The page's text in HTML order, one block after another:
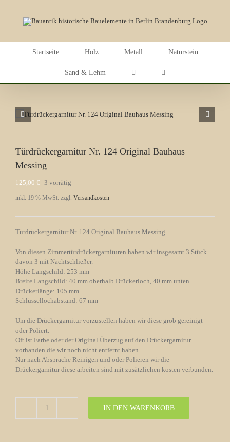
Startseite Holz Metall Naturstein
Sand & Lehm
Türdrückergarnitur Nr. 124 Original Bauhaus
Messing
125,00 € 3 vorrätig
inkl. 19 % MwSt. zzgl. Versandkosten
Türdrückergarnitur Nr. 124 Original Bauhaus Messing
Von diesen Zimmertürdrückergarnituren haben wir insgesamt 3 Stück
davon 3 mit Nachtschließer.
Höhe Langschild: 253 mm
Breite Langschild: 40 mm oberhalb Drückerloch, 40 mm unten
Drückerlänge: 105 mm
Schlüssellochabstand: 67 mm
Um die Drückergarnitur vorzustellen haben wir diese grob gereinigt
oder Poliert.
Oft ist Farbe oder der Original Überzug auf den Drückergarnitur
vorhanden die wir noch nicht entfernt haben.
Nur nach Absprache Reinigen und oder Polieren wir die
Drückergarnitur diese arbeiten sind mit zusätzlichen kosten verbunden.
Türdrückergarnitur
IN DEN WARENKORB